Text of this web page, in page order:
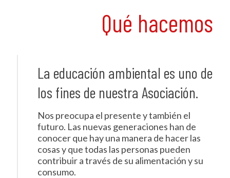
Qué hacemos
La educación ambiental es uno de
los fines de nuestra Asociación.
Nos preocupa el presente y también el
futuro. Las nuevas generaciones han de
conocer que hay una manera de hacer las
cosas y que todas las personas pueden
contribuir a través de su alimentación y su
consumo.